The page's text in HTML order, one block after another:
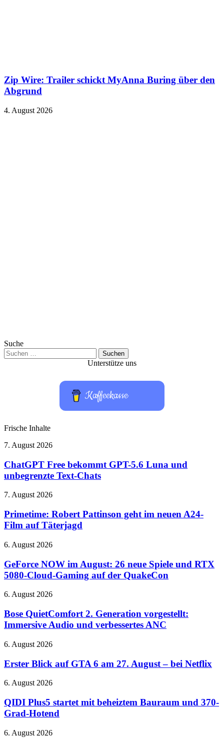
Zip Wire: Trailer schickt MyAnna Buring über den
Abgrund
4. August 2026
Suche
Suchen
nach:
Unterstütze uns
Kaffeekasse
Frische Inhalte
ChatGPT
bekommt
GPT-
5.6
und
Text-
Chats
7. August 2026
ChatGPT Free bekommt GPT-5.6 Luna und
unbegrenzte Text-Chats
Primetime:
Pattinson
geht
im
A24-
auf
Täterjagd
7. August 2026
Primetime: Robert Pattinson geht im neuen A24-
Film auf Täterjagd
GeForce
im
August:
26
Spiele
RTX
5080-
Gaming
der
QuakeCon
6. August 2026
GeForce NOW im August: 26 neue Spiele und RTX
5080-Cloud-Gaming auf der QuakeCon
Bose
2.
Generation
vorgestellt:
Audio
verbessertes
6. August 2026
Bose QuietComfort 2. Generation vorgestellt:
Immersive Audio und verbessertes ANC
Erster
auf
GTA
6
27.
August
–
Netflix
6. August 2026
Erster Blick auf GTA 6 am 27. August – bei Netflix
QIDI
startet
mit
beheiztem
und
6. August 2026
QIDI Plus5 startet mit beheiztem Bauraum und 370-
Grad-Hotend
STABILO
6. August 2026